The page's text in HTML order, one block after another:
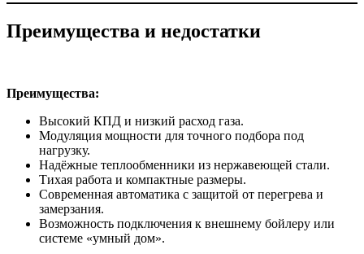
Преимущества и недостатки
Преимущества:
Высокий КПД и низкий расход газа.
Модуляция мощности для точного подбора под
нагрузку.
Надёжные теплообменники из нержавеющей стали.
Тихая работа и компактные размеры.
Современная автоматика с защитой от перегрева и
замерзания.
Возможность подключения к внешнему бойлеру или
системе «умный дом».